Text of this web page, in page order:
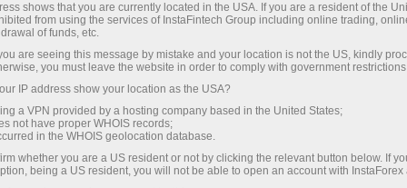
InstaForex TV
Market analysis in focus
shows that you are currently located in the USA. If you are a resident of the
from using the services of InstaFintech Group including online trading,
of funds, etc.
are seeing this message by mistake and your location is not the US, kindly
you must leave the website in order to comply with government
IP address show your location as the USA?
a VPN provided by a hosting company based in the United States;
not have proper WHOIS records;
in the WHOIS geolocation database.
whether you are a US resident or not by clicking the relevant button below. If
being a US resident, you will not be able to open an account with InstaForex